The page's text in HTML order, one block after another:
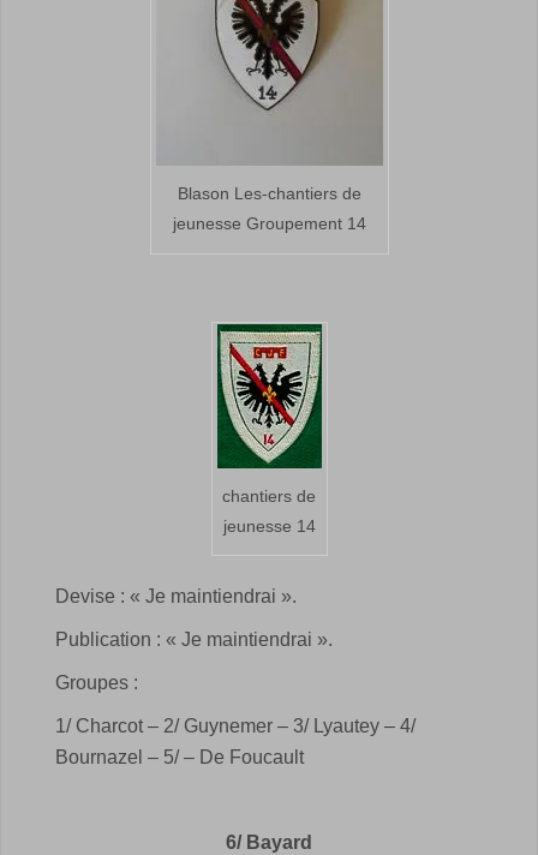
Blason Les-chantiers de
jeunesse Groupement 14
chantiers de
jeunesse 14
Devise : « Je maintiendrai ».
Publication : « Je maintiendrai ».
Groupes :
1/ Charcot – 2/ Guynemer – 3/ Lyautey – 4/
Bournazel – 5/ – De Foucault
6/ Bayard